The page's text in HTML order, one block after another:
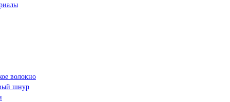
волокно
шнур